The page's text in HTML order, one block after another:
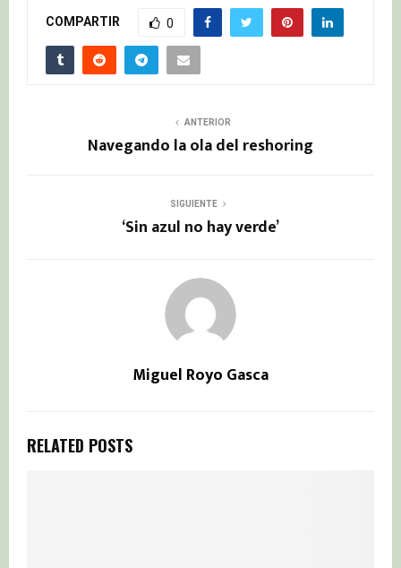
COMPARTIR 0
ANTERIOR
Navegando la ola del reshoring
SIGUIENTE
‘Sin azul no hay verde’
Miguel Royo Gasca
RELATED POSTS